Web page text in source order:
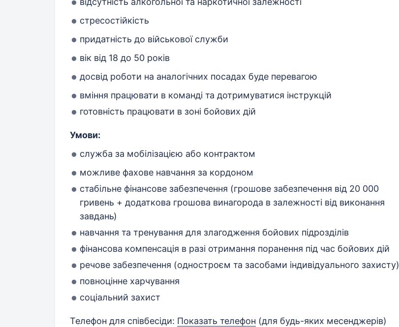
стресостійкість
придатність до військової служби
вік від 18 до 50 років
досвід роботи на аналогічних посадах буде перевагою
вміння працювати в команді та дотримуватися інструкцій
готовність працювати в зоні бойових дій
Умови:
служба за мобілізацією або контрактом
можливе фахове навчання за кордоном
стабільне фінансове забезпечення (грошове забезпечення від 20 000
гривень + додаткова грошова винагорода в залежності від виконання
завдань)
навчання та тренування для злагодження бойових підрозділів
фінансова компенсація в разі отримання поранення під час бойових дій
речове забезпечення (одностроєм та засобами індивідуального захисту)
повноцінне харчування
соціальний захист
Телефон для співбесіди: Показать телефон (для будь-яких месенджерів)